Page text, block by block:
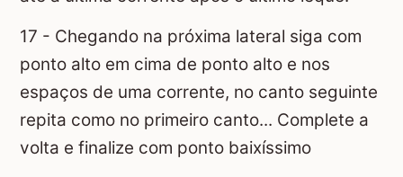
17 - Chegando na próxima lateral siga com
ponto alto em cima de ponto alto e nos
espaços de uma corrente, no canto seguinte
repita como no primeiro canto... Complete a
volta e finalize com ponto baixíssimo